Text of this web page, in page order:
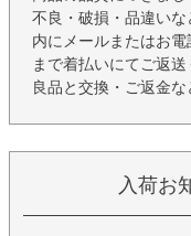
不良・破損・品違い
内にメールまたはお
まで着払いにてご返送
良品と交換・ご返金な
入荷お